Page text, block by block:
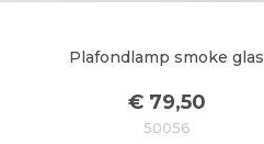
Plafondlamp smoke glas
€79,50
50056